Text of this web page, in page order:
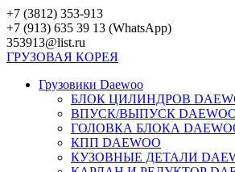
Перейти
к
контенту
+7 (3812) 353-913
+7 (913) 635 39 13 (WhatsApp)
353913@list.ru
ГРУЗОВАЯ КОРЕЯ
Грузовики Daewoo
БЛОК ЦИЛИНДРОВ
ВПУСК/ВЫПУСК
ГОЛОВКА БЛОКА
КПП DAEWOO
КУЗОВНЫЕ ДЕТАЛИ